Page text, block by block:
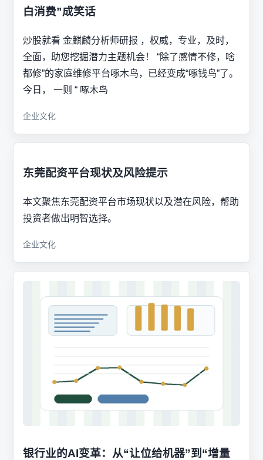
白消费”成笑话
炒股就看 金麒麟分析师研报 ，权威，专业，及时，
全面，助您挖掘潜力主题机会！ “除了感情不修，啥
都修”的家庭维修平台啄木鸟，已经变成“啄钱鸟”了。
今日， 一则 “ 啄木鸟
企业文化
东莞配资平台现状及风险提示
本文聚焦东莞配资平台市场现状以及潜在风险，帮助
投资者做出明智选择。
企业文化
银行业的AI变革：从“让位给机器”到“增量